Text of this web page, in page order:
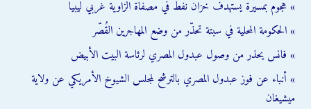
» هجوم بمسيّرة يستهدف خزان نفط في مصفاة الزاوية غربي ليبيا
» الحكومة المحلية في سبتة تحذّر من وضع المهاجرين القُصّر
» فانس يحذر من وصول عبدول المصري لرئاسة البيت الأبيض
» أنباء عن فوز عبدول المصري بالترشح لمجلس الشيوخ الأمريكي عن ولاية
ميشيغان